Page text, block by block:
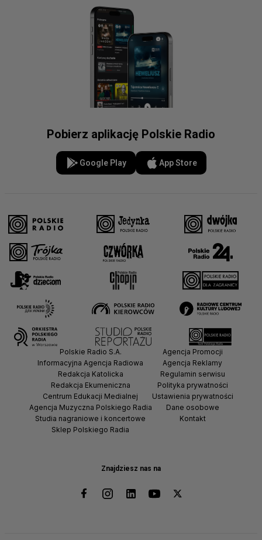
Pobierz aplikację Polskie Radio
Google Play App Store
Znajdziesz nas na
Polskie Radio S.A.
Informacyjna Agencja Radiowa
Redakcja Katolicka
Redakcja Ekumeniczna
Centrum Edukacji Medialnej
Agencja Muzyczna Polskiego Radia
Studia nagraniowe i koncertowe
Sklep Polskiego Radia
Agencja Promocji
Agencja Reklamy
Regulamin serwisu
Polityka prywatności
Ustawienia prywatności
Dane osobowe
Kontakt